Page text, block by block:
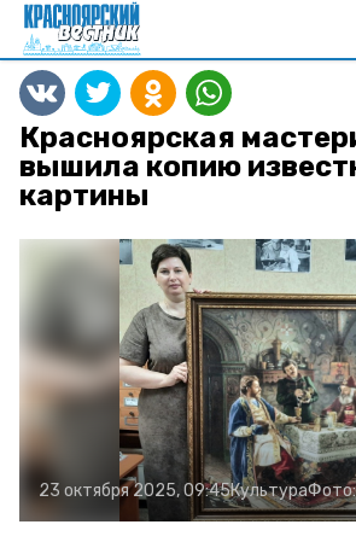
Красноярская
вышила копию
картины
23 октября 2025, 09:45Культура